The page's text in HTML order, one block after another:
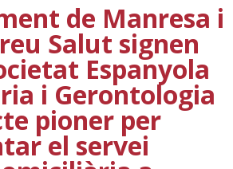
de Manresa i
Salut signen
Espanyola
i Gerontologia
pioner per
el servei